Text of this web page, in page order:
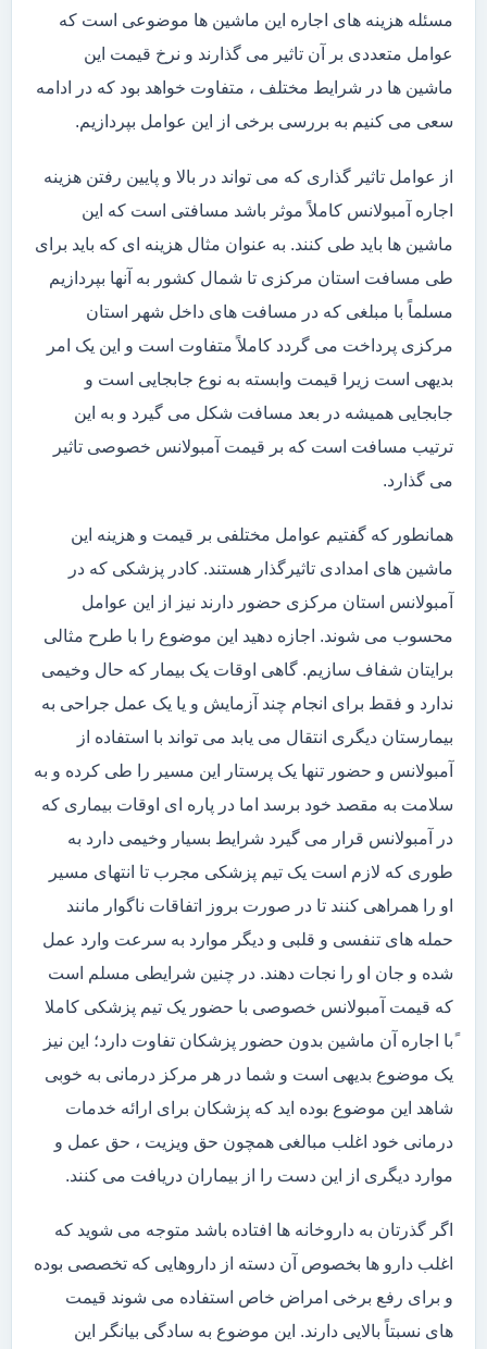
مسئله هزینه های اجاره این ماشین ها موضوعی است که
عوامل متعددی بر آن تاثیر می گذارند و نرخ قیمت این
ماشین ها در شرایط مختلف ، متفاوت خواهد بود که در ادامه
سعی می کنیم به بررسی برخی از این عوامل بپردازیم.
از عوامل تاثیر گذاری که می تواند در بالا و پایین رفتن هزینه
اجاره آمبولانس کاملاً موثر باشد مسافتی است که این
ماشین ها باید طی کنند. به عنوان مثال هزینه ای که باید برای
طی مسافت استان مرکزی تا شمال کشور به آنها بپردازیم
مسلماً با مبلغی که در مسافت های داخل شهر استان
مرکزی پرداخت می گردد کاملاً متفاوت است و این یک امر
بدیهی است زیرا قیمت وابسته به نوع جابجایی است و
جابجایی همیشه در بعد مسافت شکل می گیرد و به این
ترتیب مسافت است که بر قیمت آمبولانس خصوصی تاثیر
می گذارد.
همانطور که گفتیم عوامل مختلفی بر قیمت و هزینه این
ماشین های امدادی تاثیرگذار هستند. کادر پزشکی که در
آمبولانس استان مرکزی حضور دارند نیز از این عوامل
محسوب می شوند. اجازه دهید این موضوع را با طرح مثالی
برایتان شفاف سازیم. گاهی اوقات یک بیمار که حال وخیمی
ندارد و فقط برای انجام چند آزمایش و یا یک عمل جراحی به
بیمارستان دیگری انتقال می یابد می تواند با استفاده از
آمبولانس و حضور تنها یک پرستار این مسیر را طی کرده و به
سلامت به مقصد خود برسد اما در پاره ای اوقات بیماری که
در آمبولانس قرار می گیرد شرایط بسیار وخیمی دارد به
طوری که لازم است یک تیم پزشکی مجرب تا انتهای مسیر
او را همراهی کنند تا در صورت بروز اتفاقات ناگوار مانند
حمله های تنفسی و قلبی و دیگر موارد به سرعت وارد عمل
شده و جان او را نجات دهند. در چنین شرایطی مسلم است
که قیمت آمبولانس خصوصی با حضور یک تیم پزشکی کاملا
ًبا اجاره آن ماشین بدون حضور پزشکان تفاوت دارد؛ این نیز
یک موضوع بدیهی است و شما در هر مرکز درمانی به خوبی
شاهد این موضوع بوده اید که پزشکان برای ارائه خدمات
درمانی خود اغلب مبالغی همچون حق ویزیت ، حق عمل و
موارد دیگری از این دست را از بیماران دریافت می کنند.
اگر گذرتان به داروخانه ها افتاده باشد متوجه می شوید که
اغلب دارو ها بخصوص آن دسته از داروهایی که تخصصی بوده
و برای رفع برخی امراض خاص استفاده می شوند قیمت
های نسبتاً بالایی دارند. این موضوع به سادگی بیانگر این